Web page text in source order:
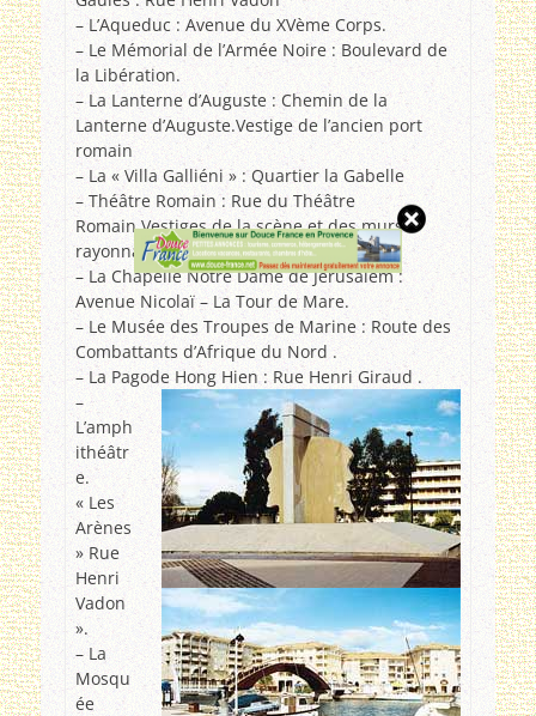
– L’Aqueduc : Avenue du XVème Corps.
– Le Mémorial de l’Armée Noire : Boulevard de
la Libération.
– La Lanterne d’Auguste : Chemin de la
Lanterne d’Auguste.Vestige de l’ancien port
romain
– La « Villa Galliéni » : Quartier la Gabelle
– Théâtre Romain : Rue du Théâtre
Romain.Vestiges de la scène et des murs
rayonnants
– La Chapelle Notre Dame de Jérusalem :
Avenue Nicolaï – La Tour de Mare.
– Le Musée des Troupes de Marine : Route des
Combattants d’Afrique du Nord .
– La Pagode Hong Hien : Rue Henri Giraud .
–
L’amph
ithéâtr
e.
« Les
Arènes
» Rue
Henri
Vadon
».
– La
Mosqu
ée